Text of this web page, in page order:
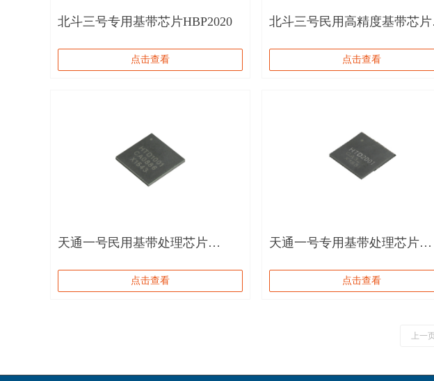
北斗三号专用基带芯片HBP2020
点击查看
北斗三号民用高精度基带芯片
点击查看
天通一号民用基带处理芯片
点击查看
天通一号专用基带处理芯片
点击查看
上一